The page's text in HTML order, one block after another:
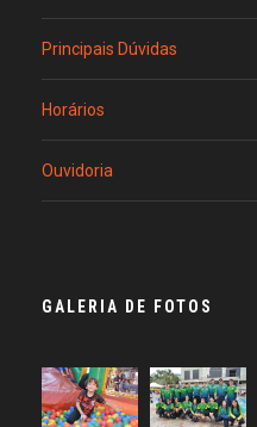
Principais Dúvidas
Horários
Ouvidoria
GALERIA DE FOTOS